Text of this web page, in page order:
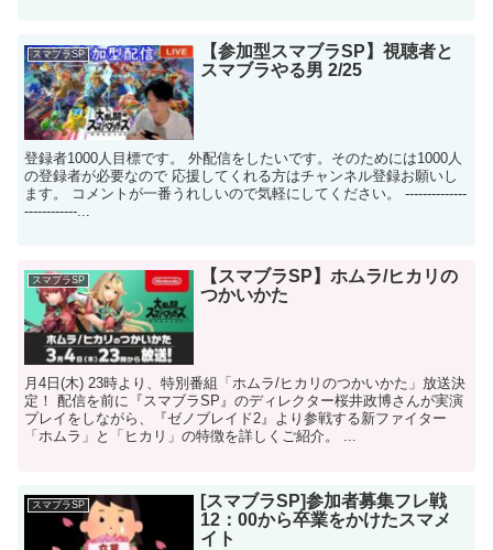
スマブラSP
【参加型スマブラSP】視聴者と
スマブラやる男 2/25
登録者1000人目標です。 外配信をしたいです。そのためには1000人
の登録者が必要なので 応援してくれる方はチャンネル登録お願いし
ます。 コメントが一番うれしいので気軽にしてください。 --------------
------------...
スマブラSP
【スマブラSP】ホムラ/ヒカリの
つかいかた
月4日(木) 23時より、特別番組「ホムラ/ヒカリのつかいかた」放送決
定！ 配信を前に『スマブラSP』のディレクター桜井政博さんが実演
プレイをしながら、『ゼノブレイド2』より参戦する新ファイター
「ホムラ」と「ヒカリ」の特徴を詳しくご紹介。 ...
スマブラSP
[スマブラSP]参加者募集フレ戦
12：00から卒業をかけたスマメ
イト